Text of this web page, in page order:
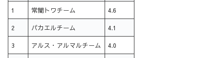
1 常闇トワチーム 4.6
2 パカエルチーム 4.1
3 アルス・アルマルチーム 4.0